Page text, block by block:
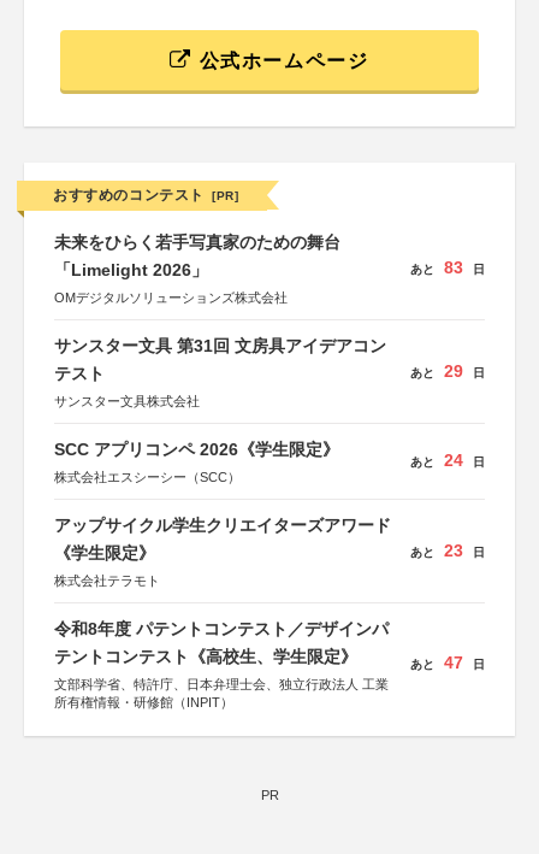
公式ホームページ
おすすめのコンテスト [PR]
未来をひらく若手写真家のための舞台
「Limelight 2026」
OMデジタルソリューションズ株式会社
あと 83 日
サンスター文具 第31回 文房具アイデアコン
テスト
サンスター文具株式会社
あと 29 日
SCC アプリコンペ 2026《学生限定》
株式会社エスシーシー（SCC）
あと 24 日
アップサイクル学生クリエイターズアワード
《学生限定》
株式会社テラモト
あと 23 日
令和8年度 パテントコンテスト／デザインパ
テントコンテスト《高校生、学生限定》
文部科学省、特許庁、日本弁理士会、独立行政法人 工業
所有権情報・研修館（INPIT）
あと 47 日
PR